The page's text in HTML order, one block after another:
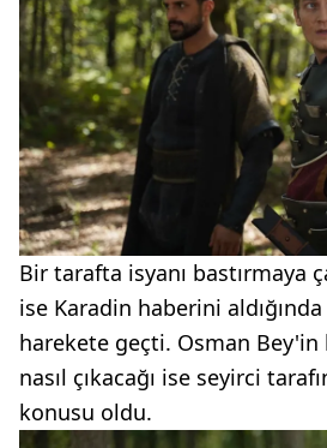
Bir tarafta isyanı bastırmaya
ise Karadin haberini
harekete geçti. Osman Bey'in
nasıl çıkacağı ise seyirci
konusu oldu.